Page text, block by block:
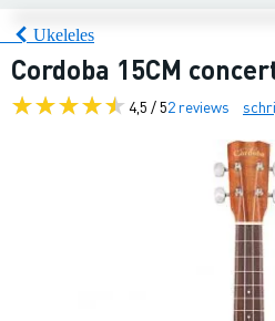
Ukeleles
Cordoba 15CM
4,5 / 52 reviews